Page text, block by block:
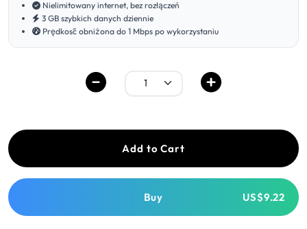
Nielimitowany internet, bez rozłączeń
3 GB szybkich danych dziennie
Prędkość obniżona do 1 Mbps po wykorzystaniu
Add to Cart
Buy US$9.22